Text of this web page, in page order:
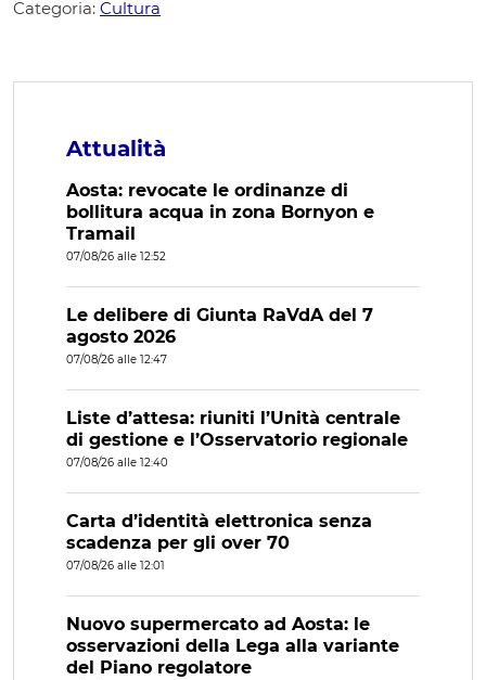
Categoria: Cultura
Attualità
Aosta: revocate le ordinanze di
bollitura acqua in zona Bornyon e
Tramail
07/08/26 alle 12:52
Le delibere di Giunta RaVdA del 7
agosto 2026
07/08/26 alle 12:47
Liste d’attesa: riuniti l’Unità centrale
di gestione e l’Osservatorio regionale
07/08/26 alle 12:40
Carta d’identità elettronica senza
scadenza per gli over 70
07/08/26 alle 12:01
Nuovo supermercato ad Aosta: le
osservazioni della Lega alla variante
del Piano regolatore